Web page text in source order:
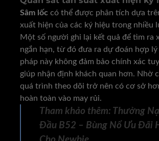
Sâm lốc có thể được phân tích dựa
xuất hiện của các ký hiệu trong nhiều
Một số người ghi lại kết quả để tìm ra
ngắn hạn, từ đó đưa ra dự đoán hợp
pháp này không đảm bảo chính xác
giúp nhận định khách quan hơn. Nhờ
quá trình theo dõi trở nên có cơ sở
hoàn toàn vào may rủi.
Tham khảo thêm: Thưởng
Đầu B52 – Bùng Nổ Ưu Đãi